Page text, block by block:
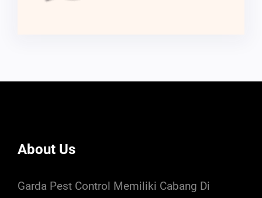
About Us
Garda Pest Control Memiliki Cabang Di